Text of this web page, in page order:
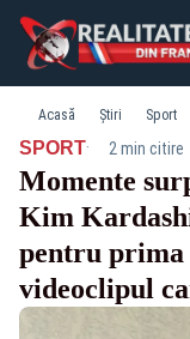
Acasă Știri Sport
SPORT· 2 min citire
Momente
Kim
pentru prima
videoclipul